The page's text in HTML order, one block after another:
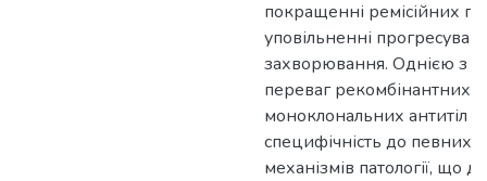
покращенні ремісійних
уповільненні
захворювання. Однією з
переваг рекомбінантних
моноклональних антитіл є
специфічність до певних
механізмів патології, що